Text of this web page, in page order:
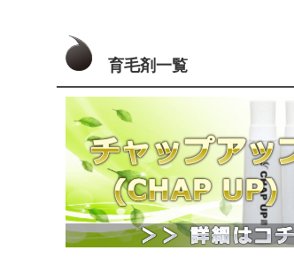
育毛剤一覧